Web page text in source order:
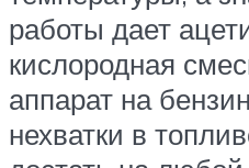
работы дает
кислородная
аппарат на
нехватки в